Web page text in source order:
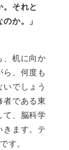
それと
か。」
、机に向か
、何度も
でしょう
である東
、脳科学
きます。テ
です。